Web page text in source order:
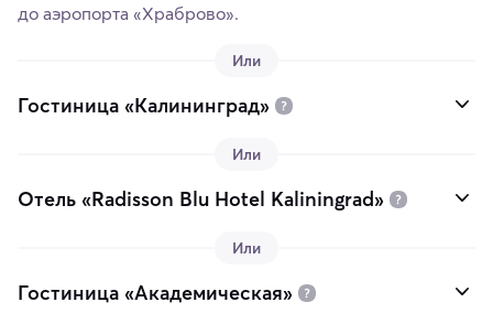
до аэропорта «Храброво».
Или
Гостиница «Калининград»
Или
Отель «Radisson Blu Hotel Kaliningrad»
Или
Гостиница «Академическая»